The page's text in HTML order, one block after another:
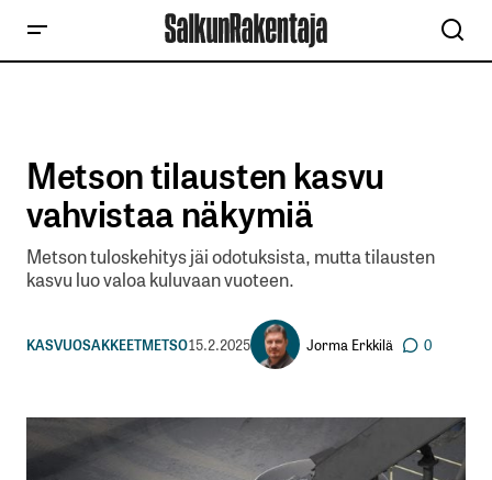
Metson tilausten kasvu
vahvistaa näkymiä
Metson tuloskehitys jäi odotuksista, mutta tilausten
kasvu luo valoa kuluvaan vuoteen.
KASVUOSAKKEETMETSO15.2.2025 Jorma Erkkilä 0